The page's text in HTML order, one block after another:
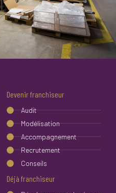
Devenir franchiseur
Audit
Modélisation
Accompagnement
Recrutement
Conseils
Déjà franchiseur